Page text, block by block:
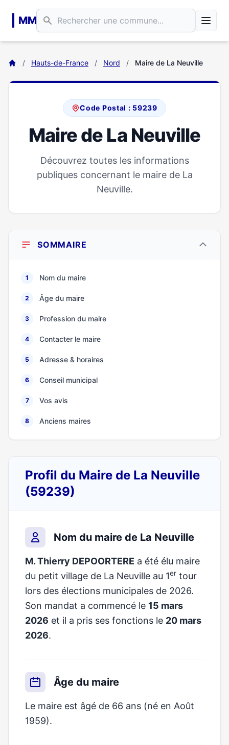
MM
/ Hauts-de-France / Nord / Maire de La Neuville
Code Postal : 59239
Maire de La Neuville
Découvrez toutes les informations
publiques concernant le maire de La
Neuville.
SOMMAIRE
1 Nom du maire
2 Âge du maire
3 Profession du maire
4 Contacter le maire
5 Adresse & horaires
6 Conseil municipal
7 Vos avis
8 Anciens maires
Profil du Maire de La Neuville
(59239)
Nom du maire de La Neuville
M. Thierry DEPOORTERE a été élu maire
du petit village de La Neuville au 1er tour
lors des élections municipales de 2026.
Son mandat a commencé le 15 mars
2026 et il a pris ses fonctions le 20 mars
2026.
Âge du maire
Le maire est âgé de 66 ans (né en Août
1959).